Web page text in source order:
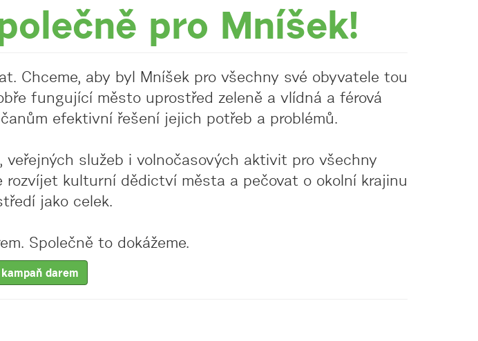
pro Mníšek!
Chceme, aby byl Mníšek pro všechny své obyvatele tou
fungující město uprostřed zeleně a vlídná a férová
efektivní řešení jejich potřeb a problémů.
veřejných služeb i volnočasových aktivit pro všechny
rozvíjet kulturní dědictví města a pečovat o okolní krajinu
jako celek.
Společně to dokážeme.
darem